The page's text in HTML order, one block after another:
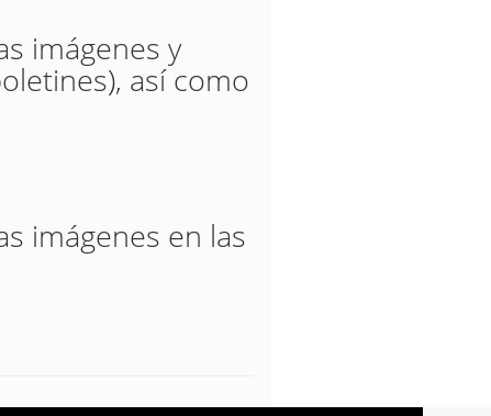
imágenes y
así como
imágenes en las